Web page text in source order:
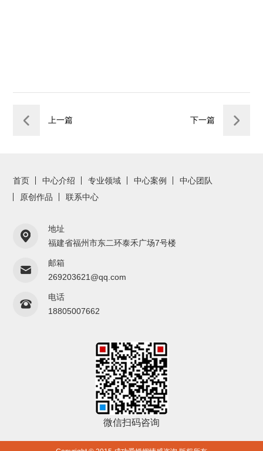
上一篇 下一篇
首页 中心介绍 专业领域 中心案例
中心团队
原创作品
联系中心
地址
福建省福州市东二环泰禾广场7号楼
邮箱
269203621@qq.com
电话
18805007662
微信扫码咨询